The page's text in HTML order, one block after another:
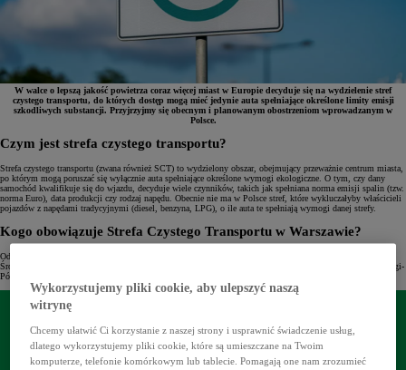
W walce o lepszą jakość powietrza coraz więcej miast w Europie decyduje się na wydzielenie stref
czystego transportu, do których dostęp mogą mieć jedynie auta spełniające określone limity emisji
szkodliwych substancji. Przyjrzyjmy się obecnym i planowanym obostrzeniom wprowadzanym w
Polsce.
Czym jest strefa czystego transportu?
Strefa czystego transportu (zwana również SCT) to wydzielony obszar, obejmujący przeważnie centrum miasta,
po którym mogą poruszać się wyłącznie auta spełniające określone wymogi ekologiczne. O tym, czy dany
samochód kwalifikuje się do wjazdu, decyduje wiele czynników, takich jak spełniana norma emisji spalin (tzw.
norma Euro), data produkcji czy rodzaj napędu. Obecnie nie ma w Polsce stref, które wykluczałyby właścicieli
pojazdów z napędami tradycyjnymi (diesel, benzyna, LPG), o ile auta te spełniają wymogi danej strefy.
Kogo obowiązuje Strefa Czystego Transportu w Warszawie?
Od 1 lipca 2024 roku w Warszawie obowiązuje Strefa Czystego Transportu, która obejmuje większość
Śródmieścia i fragmenty otaczających dzielnic: Woli, Żoliborza, Mokotowa, a także prawobrzeżne rejony Pragi-
Północ i Pragi-Południe.
Wykorzystujemy pliki cookie, aby ulepszyć naszą
witrynę
Chcemy ułatwić Ci korzystanie z naszej strony i usprawnić świadczenie usług,
dlatego wykorzystujemy pliki cookie, które są umieszczane na Twoim
komputerze, telefonie komórkowym lub tablecie. Pomagają one nam zrozumieć